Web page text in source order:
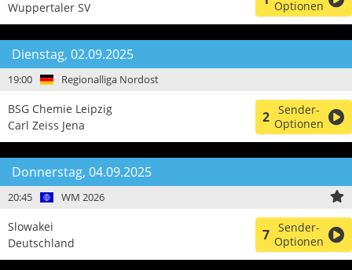
Wuppertaler SV Optionen
Dienstag, 02.09.2025
19:00 Regionalliga Nordost
BSG Chemie Leipzig
Carl Zeiss Jena
2 Sender-
Optionen
Donnerstag, 04.09.2025
20:45 WM 2026
Slowakei
Deutschland
7 Sender-
Optionen